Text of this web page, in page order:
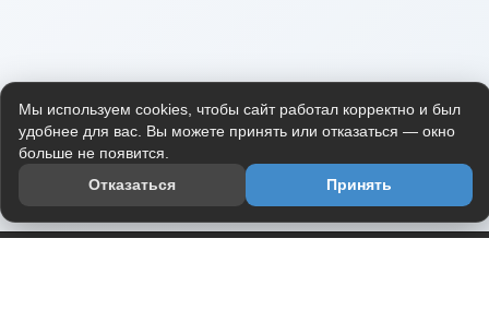
Мы используем cookies, чтобы сайт работал корректно и был
удобнее для вас. Вы можете принять или отказаться — окно
больше не появится.
Отказаться
Принять